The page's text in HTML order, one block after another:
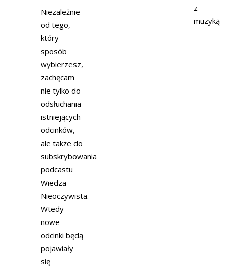
Niezależnie
od tego,
który
sposób
wybierzesz,
zachęcam
nie tylko do
odsłuchania
istniejących
odcinków,
ale także do
subskrybowania
podcastu
Wiedza
Nieoczywista.
Wtedy
nowe
odcinki będą
pojawiały
się
z
muzyką